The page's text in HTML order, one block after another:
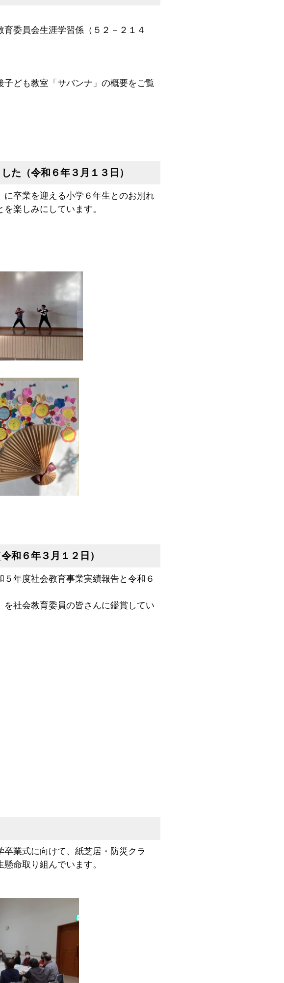
委員会生涯学習係（５２－２１４
ども教室「サバンナ」の概要をご覧
た（令和６年３月１３日）
卒業を迎える小学６年生とのお別れ
楽しみにしています。
和６年３月１２日）
年度社会教育事業実績報告と令和６
社会教育委員の皆さんに鑑賞してい
業式に向けて、紙芝居・防災クラ
命取り組んでいます。